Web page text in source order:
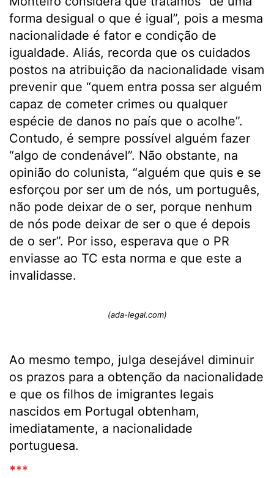
forma desigual o que é igual”, pois a mesma
nacionalidade é fator e condição de
igualdade. Aliás, recorda que os cuidados
postos na atribuição da nacionalidade visam
prevenir que “quem entra possa ser alguém
capaz de cometer crimes ou qualquer
espécie de danos no país que o acolhe”.
Contudo, é sempre possível alguém fazer
“algo de condenável”. Não obstante, na
opinião do colunista, “alguém que quis e se
esforçou por ser um de nós, um português,
não pode deixar de o ser, porque nenhum
de nós pode deixar de ser o que é depois
de o ser”. Por isso, esperava que o PR
enviasse ao TC esta norma e que este a
invalidasse.
(ada-legal.com)
Ao mesmo tempo, julga desejável diminuir
os prazos para a obtenção da nacionalidade
e que os filhos de imigrantes legais
nascidos em Portugal obtenham,
imediatamente, a nacionalidade
portuguesa.
***